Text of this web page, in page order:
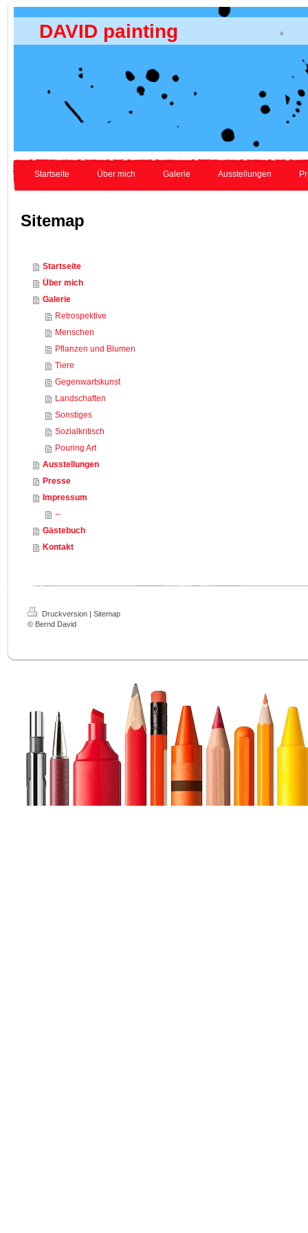
DAVID painting
Startseite Über mich Galerie Ausstellungen
Sitemap
Startseite
Über mich
Galerie
Retrospektive
Menschen
Pflanzen und Blumen
Tiere
Gegenwartskunst
Landschaften
Sonstiges
Sozialkritisch
Pouring Art
Ausstellungen
Presse
Impressum
--
Gästebuch
Kontakt
Druckversion | Sitemap
© Bernd David